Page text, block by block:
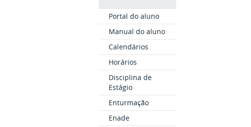
Portal do aluno
Manual do aluno
Calendários
Horários
Disciplina de
Estágio
Enturmação
Enade